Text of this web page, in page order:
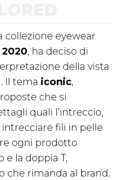
collezione eyewear
, ha deciso di
della vista
Il tema iconic,
che si
quali l’intreccio,
intrecciare fili in pelle
ogni prodotto
e la doppia T,
che rimanda al brand.